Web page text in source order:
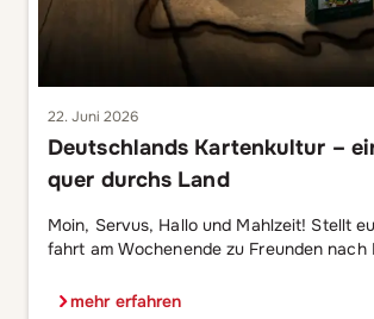
22. Juni 2026
Deutschlands Kartenkultur –
quer durchs Land
Moin, Servus, Hallo und Mahlzeit! Stellt
fahrt am Wochenende zu Freunden nach
packt ganz selbstverständlich euer
mehr erfahren